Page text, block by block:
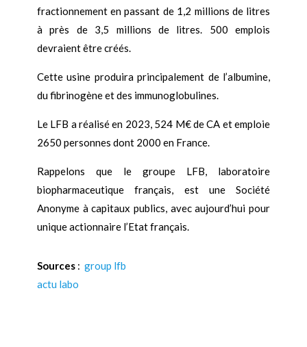
fractionnement en passant de 1,2 millions de litres
à près de 3,5 millions de litres. 500 emplois
devraient être créés.
Cette usine produira principalement de l’albumine,
du fibrinogène et des immunoglobulines.
Le LFB a réalisé en 2023, 524 M€ de CA et emploie
2650 personnes dont 2000 en France.
Rappelons que le groupe LFB, laboratoire
biopharmaceutique français, est une Société
Anonyme à capitaux publics, avec aujourd’hui pour
unique actionnaire l’Etat français.
Sources: group lfb
actu labo